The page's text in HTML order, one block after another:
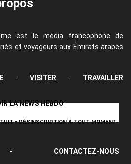
est le média francophone de
et voyageurs aux Émirats arabes
- VISITER - TRAVAILLER
LA NEWS HEBDO
• DÉSINSCRIPTION À TOUT MOMENT
- CONTACTEZ-NOUS